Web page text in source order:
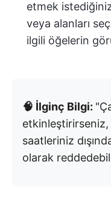
etmek
veya alanları
ilgili öğelerin
🧠 İlginç Bilgi:
saatleriniz
olarak